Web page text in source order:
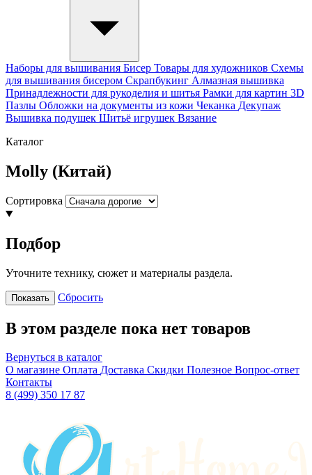
Наборы для вышивания Бисер Товары для художников Схемы
для вышивания бисером Скрапбукинг Алмазная вышивка
Принадлежности для рукоделия и шитья Рамки для картин 3D
Пазлы Обложки на документы из кожи Чеканка Декупаж
Вышивка подушек Шитьё игрушек Вязание
Каталог
Molly (Китай)
Сортировка
Подбор
Уточните технику, сюжет и материалы раздела.
Показать Сбросить
В этом разделе пока нет товаров
Вернуться в каталог
О магазине Оплата Доставка Скидки Полезное Вопрос-ответ
Контакты
8 (499) 350 17 87